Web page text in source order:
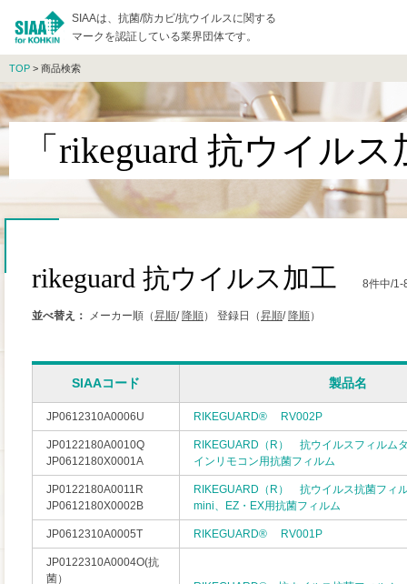
SIAAは、抗菌/防カビ/抗ウイルスに関する
マークを認証している業界団体です。
TOP > 商品検索
「rikeguard 抗ウイル
rikeguard 抗ウイルス加工 8件中/1-
並べ替え： メーカー順（昇順/ 降順） 登録日（昇順/ 降順）
SIAAコード 製品名
JP0612310A0006U RIKEGUARD® RV002P
JP0122180A0010Q
JP0612180X0001A
RIKEGUARD（R） 抗ウイルスフィルム
インリモコン用抗菌フィルム
JP0122180A0011R
JP0612180X0002B
RIKEGUARD（R） 抗ウイルス抗菌フィ
mini、EZ・EX用抗菌フィルム
JP0612310A0005T RIKEGUARD® RV001P
JP0122310A0004O(抗
菌）